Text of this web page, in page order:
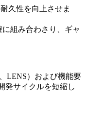
久性を向上させま
組み合わさり、ギャ
LENS）および機能要
発サイクルを短縮し